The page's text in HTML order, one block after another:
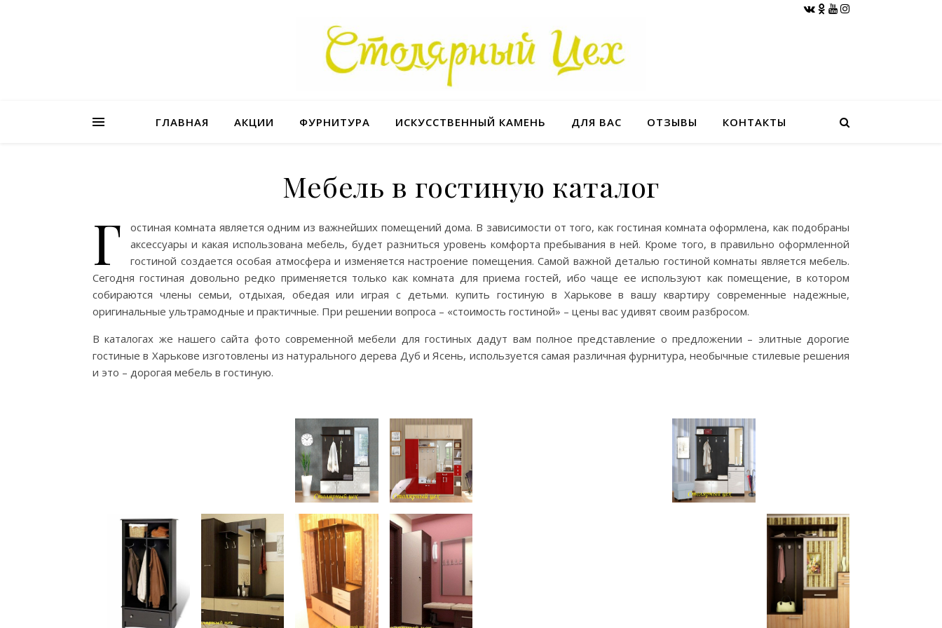
ГЛАВНАЯ АКЦИИ ФУРНИТУРА ИСКУССТВЕННЫЙ КАМЕНЬ ДЛЯ ВАС ОТЗЫВЫ КОНТАКТЫ
Мебель в гостиную каталог
Г
остиная комната является одним из важнейших помещений дома. В зависимости от того, как гостиная комната оформлена, как подобраны
аксессуары и какая использована мебель, будет разниться уровень комфорта пребывания в ней. Кроме того, в правильно оформленной
гостиной создается особая атмосфера и изменяется настроение помещения. Самой важной деталью гостиной комнаты является мебель.
Сегодня гостиная довольно редко применяется только как комната для приема гостей, ибо чаще ее используют как помещение, в котором
собираются члены семьи, отдыхая, обедая или играя с детьми. купить гостиную в Харькове в вашу квартиру современные надежные,
оригинальные ультрамодные и практичные. При решении вопроса – «стоимость гостиной» – цены вас удивят своим разбросом.
В каталогах же нашего сайта фото современной мебели для гостиных дадут вам полное представление о предложении – элитные дорогие
гостиные в Харькове изготовлены из натурального дерева Дуб и Ясень, используется самая различная фурнитура, необычные стилевые решения
и это – дорогая мебель в гостиную.